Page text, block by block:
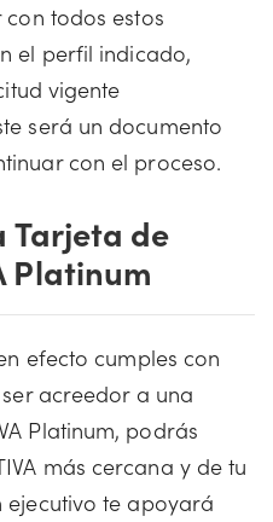
todos estos
el perfil indicado,
vigente
será un documento
con el proceso.
Tarjeta de
Platinum
efecto cumples con
acreedor a una
Platinum, podrás
más cercana y de tu
te apoyará